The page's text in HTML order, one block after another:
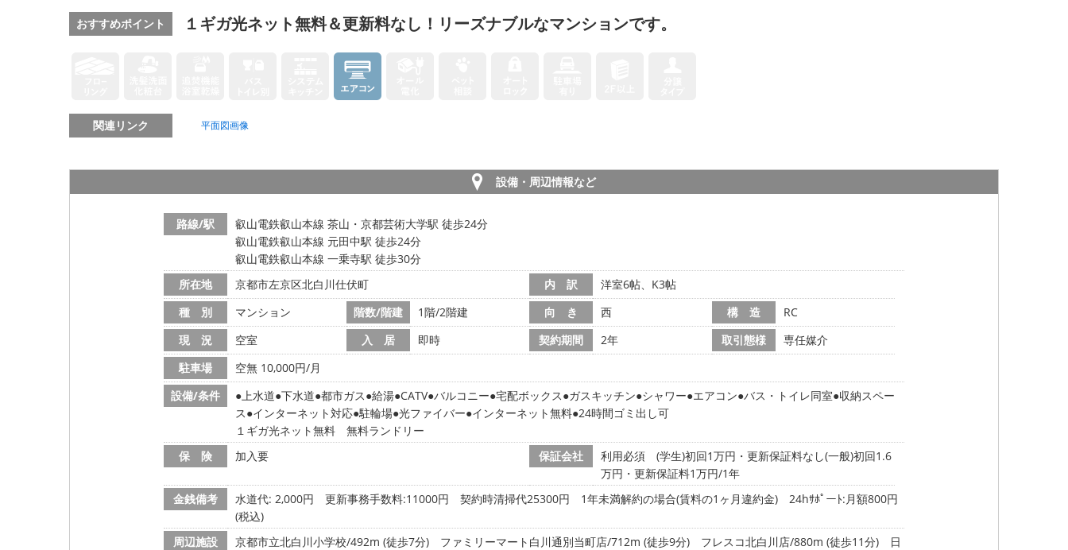
おすすめポイント １ギガ光ネット無料＆更新料なし！リーズナブルなマンションです。
関連リンク 平面図画像
設備・周辺情報など
路線/駅
叡山電鉄叡山本線 茶山・京都芸術大学駅 徒歩24分
叡山電鉄叡山本線 元田中駅 徒歩24分
叡山電鉄叡山本線 一乗寺駅 徒歩30分
所在地
京都市左京区北白川仕伏町 内 訳
洋室6帖、K3帖
種 別
マンション 階数/階建 1階/2階建 向 き 西 構 造
RC
現 況
空室 入 居 即時 契約期間 2年 取引態様
専任媒介
駐車場
空無 10,000円/月
設備/条件
上水道 下水道 都市ガス 給湯 CATV バルコニー 宅配ボックス ガスキッチン シャワー エアコン バス・トイレ同室 収納スペー
ス インターネット対応 駐輪場 光ファイバー インターネット無料 24時間ゴミ出し可
１ギガ光ネット無料 無料ランドリー
保 険
加入要 保証会社
利用必須 (学生)初回1万円・更新保証料なし(一般)初回1.6
万円・更新保証料1万円/1年
金銭備考
水道代: 2,000円
更新事務手数料:11000円 契約時清掃代25300円 1年未満解約の場合(賃料の1ヶ月違約金) 24hｻﾎﾟーﾄ:月額800円
(税込)
周辺施設
京都市立北白川小学校/492m (徒歩7分) ファミリーマート白川通別当町店/712m (徒歩9分) フレスコ北白川店/880m (徒歩11分)
日